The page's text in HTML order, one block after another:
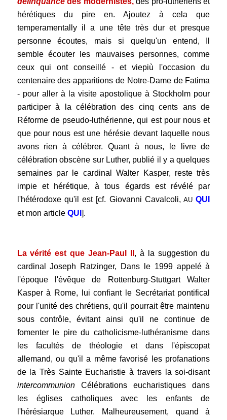
hérétiques du pire en. Ajoutez à cela que
temperamentally il a une tête très dur et presque
personne écoutes, mais si quelqu'un entend, Il
semble écouter les mauvaises personnes, comme
ceux qui ont conseillé - et viepiù l'occasion du
centenaire des apparitions de Notre-Dame de Fatima
- pour aller à la visite apostolique à Stockholm pour
participer à la célébration des cinq cents ans de
Réforme de pseudo-luthérienne, qui est pour nous et
que pour nous est une hérésie devant laquelle nous
avons rien à célébrer. Quant à nous, le livre de
célébration obscène sur Luther, publié il y a quelques
semaines par le cardinal Walter Kasper, reste très
impie et hérétique, à tous égards est révélé par
l'hétérodoxe qu'il est [cf. Giovanni Cavalcoli, AU QUI
et mon article QUI ].
La vérité est que Jean-Paul II , à la suggestion du
cardinal Joseph Ratzinger, Dans le 1999 appelé à
l'époque l'évêque de Rottenburg-Stuttgart Walter
Kasper à Rome, lui confiant le Secrétariat pontifical
pour l'unité des chrétiens, qu'il pourrait être maintenu
sous contrôle, évitant ainsi qu'il ne continue de
fomenter le pire du catholicisme-luthéranisme dans
les facultés de théologie et dans l'épiscopat
allemand, ou qu'il a même favorisé les profanations
de la Très Sainte Eucharistie à travers la soi-disant
intercommunionCélébrations eucharistiques dans
les églises catholiques avec les enfants de
l'hérésiarque Luther. Malheureusement, quand à